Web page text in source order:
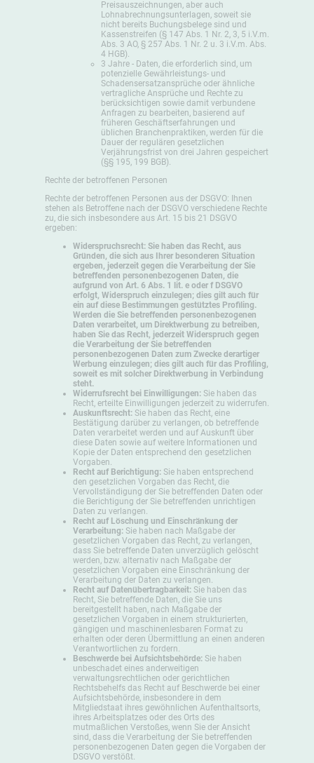
Preisauszeichnungen, aber auch
Lohnabrechnungsunterlagen, soweit sie
nicht bereits Buchungsbelege sind und
Kassenstreifen (§ 147 Abs. 1 Nr. 2, 3, 5 i.V.m.
Abs. 3 AO, § 257 Abs. 1 Nr. 2 u. 3 i.V.m. Abs.
4 HGB).
3 Jahre - Daten, die erforderlich sind, um
potenzielle Gewährleistungs- und
Schadensersatzansprüche oder ähnliche
vertragliche Ansprüche und Rechte zu
berücksichtigen sowie damit verbundene
Anfragen zu bearbeiten, basierend auf
früheren Geschäftserfahrungen und
üblichen Branchenpraktiken, werden für die
Dauer der regulären gesetzlichen
Verjährungsfrist von drei Jahren gespeichert
(§§ 195, 199 BGB).
Rechte der betroffenen Personen
Rechte der betroffenen Personen aus der DSGVO: Ihnen
stehen als Betroffene nach der DSGVO verschiedene Rechte
zu, die sich insbesondere aus Art. 15 bis 21 DSGVO
ergeben:
Widerspruchsrecht: Sie haben das Recht, aus
Gründen, die sich aus Ihrer besonderen Situation
ergeben, jederzeit gegen die Verarbeitung der Sie
betreffenden personenbezogenen Daten, die
aufgrund von Art. 6 Abs. 1 lit. e oder f DSGVO
erfolgt, Widerspruch einzulegen; dies gilt auch für
ein auf diese Bestimmungen gestütztes Profiling.
Werden die Sie betreffenden personenbezogenen
Daten verarbeitet, um Direktwerbung zu betreiben,
haben Sie das Recht, jederzeit Widerspruch gegen
die Verarbeitung der Sie betreffenden
personenbezogenen Daten zum Zwecke derartiger
Werbung einzulegen; dies gilt auch für das Profiling,
soweit es mit solcher Direktwerbung in Verbindung
steht.
Widerrufsrecht bei Einwilligungen: Sie haben das
Recht, erteilte Einwilligungen jederzeit zu widerrufen.
Auskunftsrecht: Sie haben das Recht, eine
Bestätigung darüber zu verlangen, ob betreffende
Daten verarbeitet werden und auf Auskunft über
diese Daten sowie auf weitere Informationen und
Kopie der Daten entsprechend den gesetzlichen
Vorgaben.
Recht auf Berichtigung: Sie haben entsprechend
den gesetzlichen Vorgaben das Recht, die
Vervollständigung der Sie betreffenden Daten oder
die Berichtigung der Sie betreffenden unrichtigen
Daten zu verlangen.
Recht auf Löschung und Einschränkung der
Verarbeitung: Sie haben nach Maßgabe der
gesetzlichen Vorgaben das Recht, zu verlangen,
dass Sie betreffende Daten unverzüglich gelöscht
werden, bzw. alternativ nach Maßgabe der
gesetzlichen Vorgaben eine Einschränkung der
Verarbeitung der Daten zu verlangen.
Recht auf Datenübertragbarkeit: Sie haben das
Recht, Sie betreffende Daten, die Sie uns
bereitgestellt haben, nach Maßgabe der
gesetzlichen Vorgaben in einem strukturierten,
gängigen und maschinenlesbaren Format zu
erhalten oder deren Übermittlung an einen anderen
Verantwortlichen zu fordern.
Beschwerde bei Aufsichtsbehörde: Sie haben
unbeschadet eines anderweitigen
verwaltungsrechtlichen oder gerichtlichen
Rechtsbehelfs das Recht auf Beschwerde bei einer
Aufsichtsbehörde, insbesondere in dem
Mitgliedstaat ihres gewöhnlichen Aufenthaltsorts,
ihres Arbeitsplatzes oder des Orts des
mutmaßlichen Verstoßes, wenn Sie der Ansicht
sind, dass die Verarbeitung der Sie betreffenden
personenbezogenen Daten gegen die Vorgaben der
DSGVO verstößt.